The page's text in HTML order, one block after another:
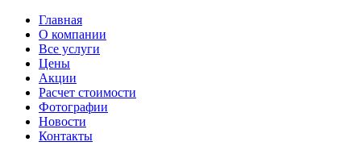
Главная
О компании
Все услуги
Цены
Акции
Расчет стоимости
Фотографии
Новости
Контакты